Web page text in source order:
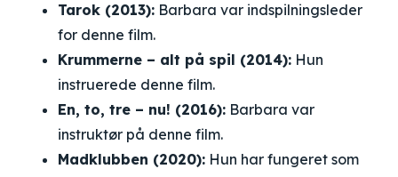
Tarok (2013): Barbara var indspilningsleder
for denne film.
Krummerne – alt på spil (2014): Hun
instruerede denne film.
En, to, tre – nu! (2016): Barbara var
instruktør på denne film.
Madklubben (2020): Hun har fungeret som